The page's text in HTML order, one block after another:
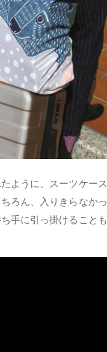
ように、スーツケー
ろん、入りきらなか
手に引っ掛けること